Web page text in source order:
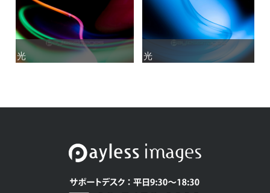
光
光 光
光